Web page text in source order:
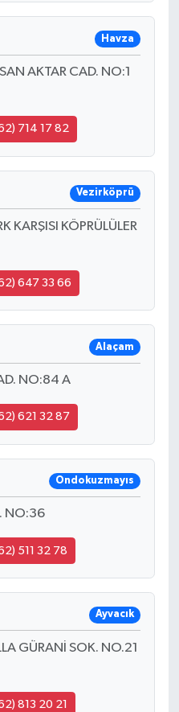
Havza
AKTAR CAD. NO:1
714 17 82
Vezirköprü
KARŞISI KÖPRÜLÜLER
647 33 66
Alaçam
NO:84 A
621 32 87
Ondokuzmayıs
NO:36
511 32 78
Ayvacık
GÜRANİ SOK. NO.21
813 20 21